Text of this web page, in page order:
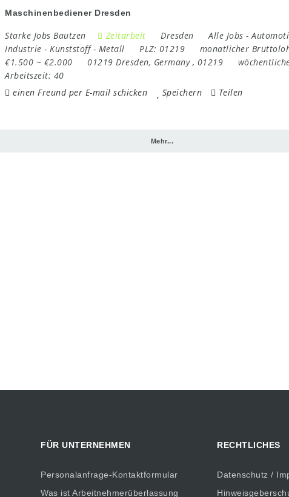
Maschinenbediener Dresden
Starke Jobs Bautzen Zeitarbeit Dresden Alle Jobs -
Industrie -Kunststoff- Metall PLZ: 01219
monatlicher
€1.500 ~ €2.000
01219 Dresden, Germany, 01219
Arbeitszeit: 40
einen Freund per E-mail schicken
Speichern Teilen
Mehr...
FÜR UNTERNEHMEN
Personalanfrage-Kontaktformular
Was ist Arbeitnehmerüberlassung
RECHTLICHES
Datenschutz /